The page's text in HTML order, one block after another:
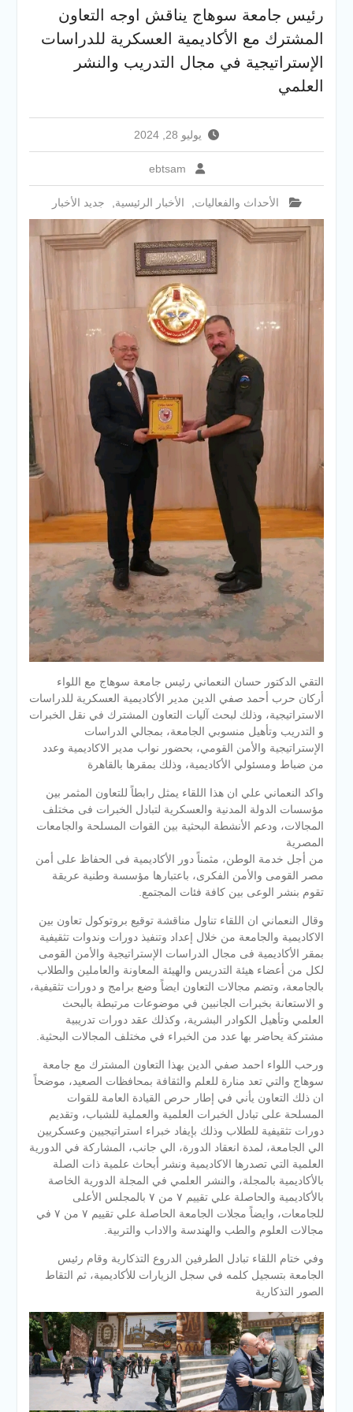
الإلكتروني للقبول بالجامعات
2026
فريق Enactus بجامعة سوهاج
يحصد المركز الاول في الابتكار
وتمكين المراة والمركز الثاني
رئيس جامعة سوهاج يناقش اوجه التعاون
المشترك مع الأكاديمية العسكرية للدراسات
الإستراتيجية في مجال التدريب والنشر
العلمي
يوليو 28, 2024
ebtsam
الأحداث والفعاليات الأخبار الرئيسية جديد الأخبار
التقي الدكتور حسان النعماني رئيس جامعة سوهاج مع اللواء
أركان حرب أحمد صفي الدين مدير الأكاديمية العسكرية للدراسات
الاستراتيجية، وذلك لبحث آليات التعاون المشترك في نقل الخبرات
و التدريب وتأهيل منسوبي الجامعة، بمجالي الدراسات
الإستراتيجية والأمن القومي، بحضور نواب مدير الاكاديمية وعدد
من ضباط ومسئولي الأكاديمية، وذلك بمقرها بالقاهرة
واكد النعماني علي ان هذا اللقاء يمثل رابطاً للتعاون المثمر بين
مؤسسات الدولة المدنية والعسكرية لتبادل الخبرات فى مختلف
المجالات، ودعم الأنشطة البحثية بين القوات المسلحة والجامعات
المصرية
من أجل خدمة الوطن، مثمناً دور الأكاديمية فى الحفاظ على أمن
مصر القومى والأمن الفكرى، باعتبارها مؤسسة وطنية عريقة
تقوم بنشر الوعى بين كافة فئات المجتمع.
وقال النعماني ان اللقاء تناول مناقشة توقيع بروتوكول تعاون بين
الاكاديمية والجامعة من خلال إعداد وتنفيذ دورات وندوات تثقيفية
بمقر الأكاديمية فى مجال الدراسات الإستراتيجية والأمن القومى
لكل من أعضاء هيئة التدريس والهيئة المعاونة والعاملين والطلاب
بالجامعة، وتضم مجالات التعاون ايضاً وضع برامج و دورات تثقيفية،
و الاستعانة بخبرات الجانبين في موضوعات مرتبطة بالبحث
العلمي وتأهيل الكوادر البشرية، وكذلك عقد دورات تدريبية
مشتركة يحاضر بها عدد من الخبراء في مختلف المجالات البحثية.
ورحب اللواء احمد صفي الدين بهذا التعاون المشترك مع جامعة
سوهاج والتي تعد منارة للعلم والثقافة بمحافظات الصعيد، موضحاً
ان ذلك التعاون يأني في إطار حرص القيادة العامة للقوات
المسلحة على تبادل الخبرات العلمية والعملية للشباب، وتقديم
دورات تثقيفية للطلاب وذلك بإيفاد خبراء استراتيجيين وعسكريين
الي الجامعة، لمدة انعقاد الدورة، الي جانب، المشاركة في الدورية
العلمية التي تصدرها الاكاديمية ونشر أبحاث علمية ذات الصلة
بالأكاديمية بالمجلة، والنشر العلمي في المجلة الدورية الخاصة
بالأكاديمية والحاصلة علي تقييم ٧ من ٧ بالمجلس الأعلى
للجامعات، وايضاً مجلات الجامعة الحاصلة علي تقييم ٧ من ٧ في
مجالات العلوم والطب والهندسة والاداب والتربية.
وفي ختام اللقاء تبادل الطرفين الدروع التذكارية وقام رئيس
الجامعة بتسجيل كلمه في سجل الزيارات للأكاديمية، ثم التقاط
الصور التذكارية